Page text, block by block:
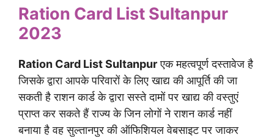
Ration Card List Sultanpur
2023
Ration Card List Sultanpurएक महत्वपूर्ण दस्तावेज है
जिसके द्वारा आपके परिवारों के लिए खाद्य की आपूर्ति की जा
सकती है राशन कार्ड के द्वारा सस्ते दामों पर खाद्य की वस्तुएं
प्राप्त कर सकते हैं राज्य के जिन लोगों ने राशन कार्ड नहीं
बनाया है वह सुल्तानपुर की ऑफिशियल वेबसाइट पर जाकर